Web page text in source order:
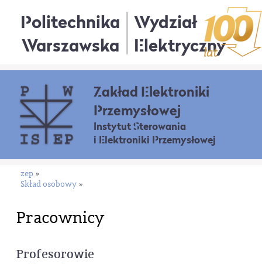
Politechnika
Warszawska
Wydział
Elektryczny
Zakład Elektroniki
Przemysłowej
Instytut Sterowania
i Elektroniki Przemysłowej
zep »
Skład osobowy »
Pracownicy
Profesorowie